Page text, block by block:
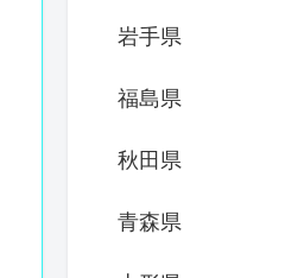
岩手県
福島県
秋田県
青森県